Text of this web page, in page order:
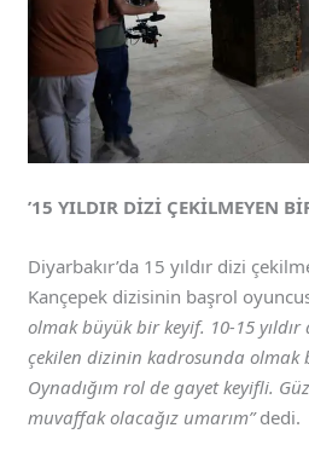
’15 YILDIR DİZİ ÇEKİLMEYEN
Diyarbakır’da 15 yıldır dizi
Kançepek dizisinin başrol
olmak büyük bir keyif. 10-15
çekilen dizinin kadrosunda olmak
Oynadığım rol de gayet keyifli.
muvaffak olacağız umarım”dedi.